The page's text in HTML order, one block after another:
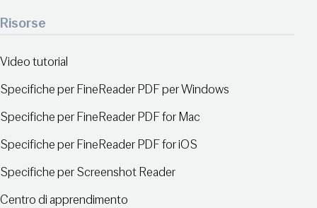
Risorse
Video tutorial
Specifiche per FineReader PDF per Windows
Specifiche per FineReader PDF for Mac
Specifiche per FineReader PDF for iOS
Specifiche per Screenshot Reader
Centro di apprendimento